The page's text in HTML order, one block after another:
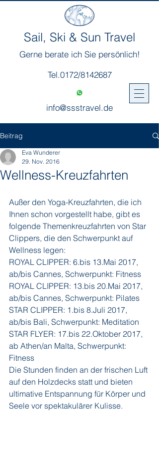
Sail, Ski & Sun Travel
Gerne berate ich Sie persönlich!
Tel.0172/8142687
info@ssstravel.de
Beitrag
Wellness-Kreuzfahrten
Eva Wunderer
29. Nov. 2016
Außer den Yoga-Kreuzfahrten, die ich
Ihnen schon vorgestellt habe, gibt es
folgende Themenkreuzfahrten von Star
Clippers, die den Schwerpunkt auf
Wellness legen:
ROYAL CLIPPER: 6.bis 13.Mai 2017,
ab/bis Cannes, Schwerpunkt: Fitness
ROYAL CLIPPER: 13.bis 20.Mai 2017,
ab/bis Cannes, Schwerpunkt: Pilates
STAR CLIPPER: 1.bis 8.Juli 2017,
ab/bis Bali, Schwerpunkt: Meditation
STAR FLYER: 17.bis 22.Oktober 2017,
ab Athen/an Malta, Schwerpunkt:
Fitness
Die Stunden finden an der frischen Luft
auf den Holzdecks statt und bieten
ultimative Entspannung für Körper und
Seele vor spektakulärer Kulisse.